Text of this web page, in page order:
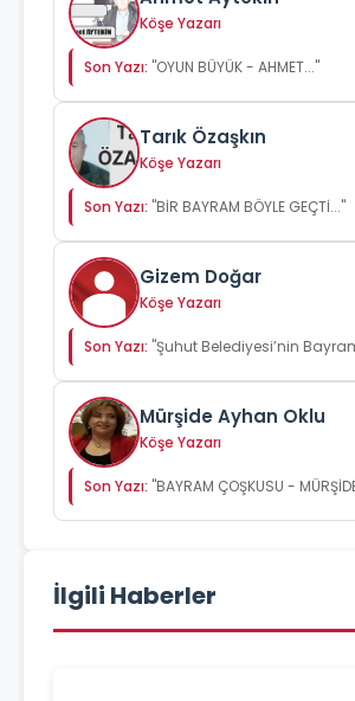
Köşe Yazarı
Son Yazı: "OYUN BÜYÜK - AHMET..."
Tarık Özaşkın
Köşe Yazarı
Son Yazı: "BİR BAYRAM BÖYLE GEÇTİ..."
Gizem Doğar
Köşe Yazarı
Son Yazı: "Şuhut Belediyesi’nin
Mürşide Ayhan Oklu
Köşe Yazarı
Son Yazı: "BAYRAM ÇOŞKUSU -
İlgili Haberler